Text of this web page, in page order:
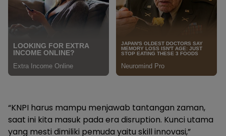
“KNPI harus mampu menjawab tantangan zaman,
saat ini kita masuk pada era disruption. Kunci utama
yang mesti dimiliki pemuda yaitu skill innovasi,”